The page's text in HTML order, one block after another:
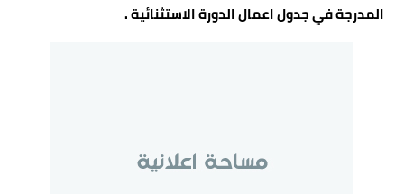
المدرجة في جدول اعمال الدورة الاستثنائية .